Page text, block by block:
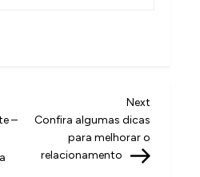
–
Next
Post
Next
Confira algumas dicas
para melhorar o
relacionamento